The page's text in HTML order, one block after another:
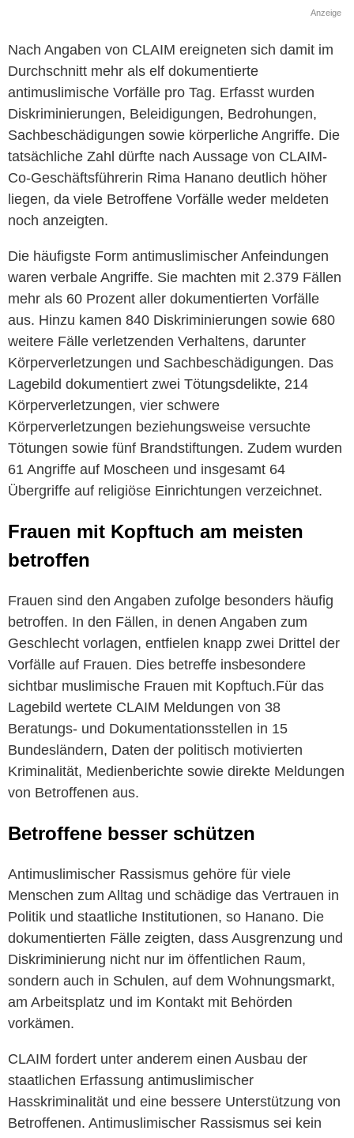
Anzeige
Nach Angaben von CLAIM ereigneten sich damit im
Durchschnitt mehr als elf dokumentierte
antimuslimische Vorfälle pro Tag. Erfasst wurden
Diskriminierungen, Beleidigungen, Bedrohungen,
Sachbeschädigungen sowie körperliche Angriffe. Die
tatsächliche Zahl dürfte nach Aussage von CLAIM-
Co-Geschäftsführerin Rima Hanano deutlich höher
liegen, da viele Betroffene Vorfälle weder meldeten
noch anzeigten.
Die häufigste Form antimuslimischer Anfeindungen
waren verbale Angriffe. Sie machten mit 2.379 Fällen
mehr als 60 Prozent aller dokumentierten Vorfälle
aus. Hinzu kamen 840 Diskriminierungen sowie 680
weitere Fälle verletzenden Verhaltens, darunter
Körperverletzungen und Sachbeschädigungen. Das
Lagebild dokumentiert zwei Tötungsdelikte, 214
Körperverletzungen, vier schwere
Körperverletzungen beziehungsweise versuchte
Tötungen sowie fünf Brandstiftungen. Zudem wurden
61 Angriffe auf Moscheen und insgesamt 64
Übergriffe auf religiöse Einrichtungen verzeichnet.
Frauen mit Kopftuch am meisten
betroffen
Frauen sind den Angaben zufolge besonders häufig
betroffen. In den Fällen, in denen Angaben zum
Geschlecht vorlagen, entfielen knapp zwei Drittel der
Vorfälle auf Frauen. Dies betreffe insbesondere
sichtbar muslimische Frauen mit Kopftuch.Für das
Lagebild wertete CLAIM Meldungen von 38
Beratungs- und Dokumentationsstellen in 15
Bundesländern, Daten der politisch motivierten
Kriminalität, Medienberichte sowie direkte Meldungen
von Betroffenen aus.
Betroffene besser schützen
Antimuslimischer Rassismus gehöre für viele
Menschen zum Alltag und schädige das Vertrauen in
Politik und staatliche Institutionen, so Hanano. Die
dokumentierten Fälle zeigten, dass Ausgrenzung und
Diskriminierung nicht nur im öffentlichen Raum,
sondern auch in Schulen, auf dem Wohnungsmarkt,
am Arbeitsplatz und im Kontakt mit Behörden
vorkämen.
CLAIM fordert unter anderem einen Ausbau der
staatlichen Erfassung antimuslimischer
Hasskriminalität und eine bessere Unterstützung von
Betroffenen. Antimuslimischer Rassismus sei kein